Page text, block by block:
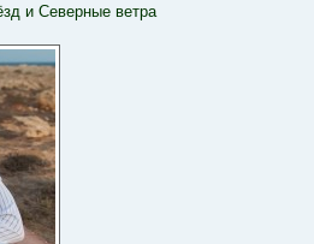
и Северные ветра